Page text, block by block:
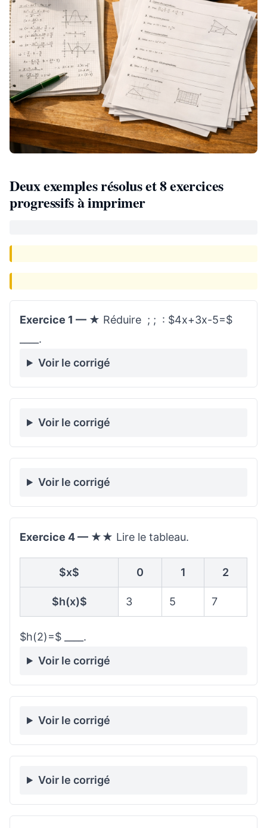
Deux exemples résolus et 8 exercices
progressifs à imprimer
Exercice 1 — ★ Réduire ; ; : $4x+3x-5=$
____.
Voir le corrigé
Voir le corrigé
Voir le corrigé
Exercice 4 — ★★ Lire le tableau.
$x$ 0 1 2
$h(x)$ 3 5 7
$h(2)=$ ____.
Voir le corrigé
Voir le corrigé
Voir le corrigé